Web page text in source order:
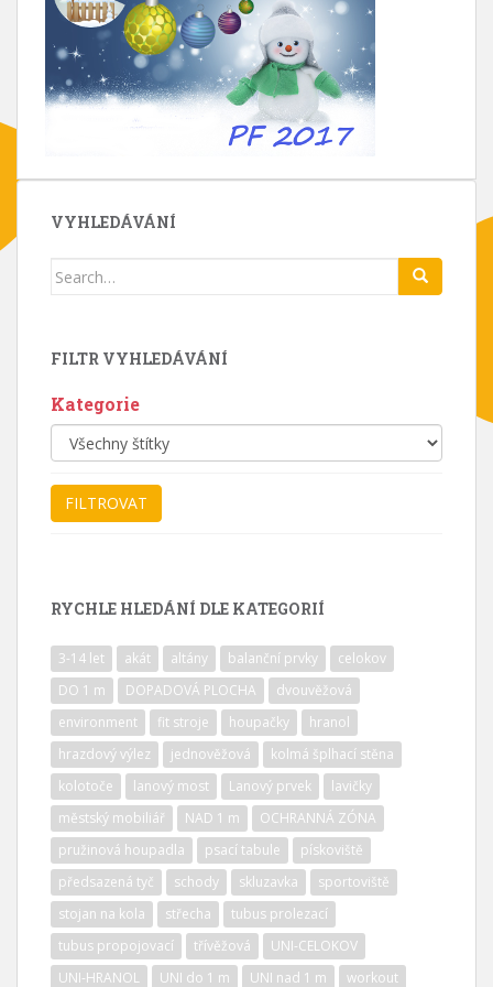
VYHLEDÁVÁNÍ
Search
FILTR VYHLEDÁVÁNÍ
Kategorie
RYCHLE HLEDÁNÍ DLE KATEGORIÍ
3-14 let akát altány balanční prvky
celokov
DO 1 m
DOPADOVÁ PLOCHA
dvouvěžová
environment
fit stroje houpačky
hranol
hrazdový výlez
jednověžová
kolmá šplhací stěna
kolotoče
lanový most Lanový prvek
lavičky
městský mobiliář
NAD 1 m
OCHRANNÁ ZÓNA
pružinová houpadla
psací tabule
pískoviště
předsazená tyč
schody skluzavka
sportoviště
stojan na kola
střecha
tubus prolezací
tubus propojovací
třívěžová
UNI-CELOKOV
UNI-HRANOL
UNI do 1 m UNI nad 1 m workout